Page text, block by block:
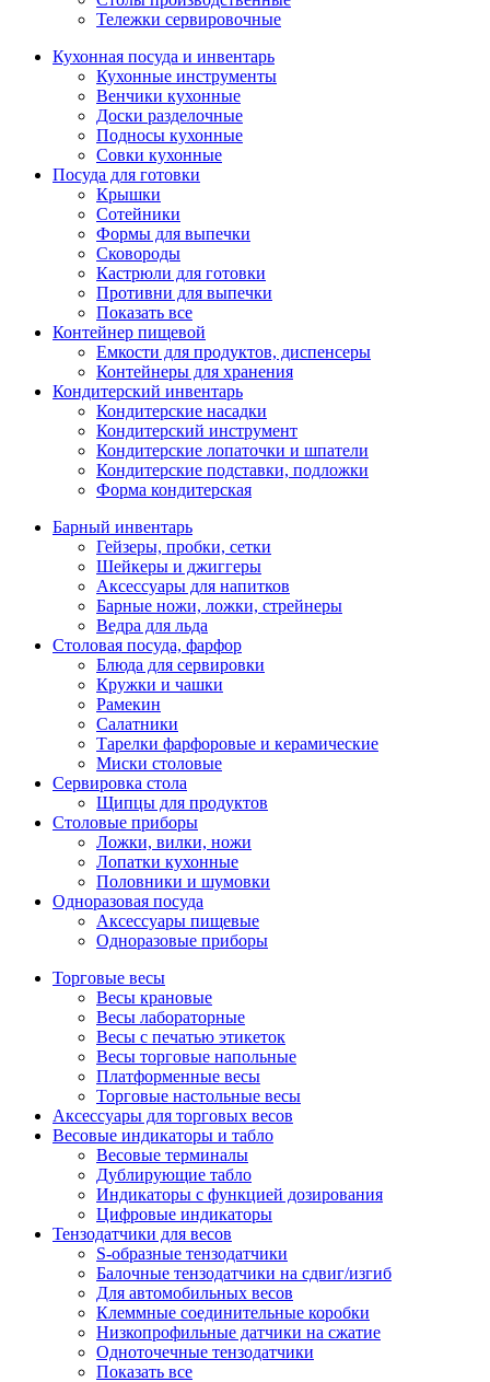
Тележки сервировочные
Кухонная посуда и инвентарь
Кухонные инструменты
Венчики кухонные
Доски разделочные
Подносы кухонные
Совки кухонные
Посуда для готовки
Крышки
Сотейники
Формы для выпечки
Сковороды
Кастрюли для готовки
Противни для выпечки
Показать все
Контейнер пищевой
Емкости для продуктов, диспенсеры
Контейнеры для хранения
Кондитерский инвентарь
Кондитерские насадки
Кондитерский инструмент
Кондитерские лопаточки и шпатели
Кондитерские подставки, подложки
Форма кондитерская
Барный инвентарь
Гейзеры, пробки, сетки
Шейкеры и джиггеры
Аксессуары для напитков
Барные ножи, ложки, стрейнеры
Ведра для льда
Столовая посуда, фарфор
Блюда для сервировки
Кружки и чашки
Рамекин
Салатники
Тарелки фарфоровые и керамические
Миски столовые
Сервировка стола
Щипцы для продуктов
Столовые приборы
Ложки, вилки, ножи
Лопатки кухонные
Половники и шумовки
Одноразовая посуда
Аксессуары пищевые
Одноразовые приборы
Торговые весы
Весы крановые
Весы лабораторные
Весы с печатью этикеток
Весы торговые напольные
Платформенные весы
Торговые настольные весы
Аксессуары для торговых весов
Весовые индикаторы и табло
Весовые терминалы
Дублирующие табло
Индикаторы с функцией дозирования
Цифровые индикаторы
Тензодатчики для весов
S-образные тензодатчики
Балочные тензодатчики на сдвиг/изгиб
Для автомобильных весов
Клеммные соединительные коробки
Низкопрофильные датчики на сжатие
Одноточечные тензодатчики
Показать все